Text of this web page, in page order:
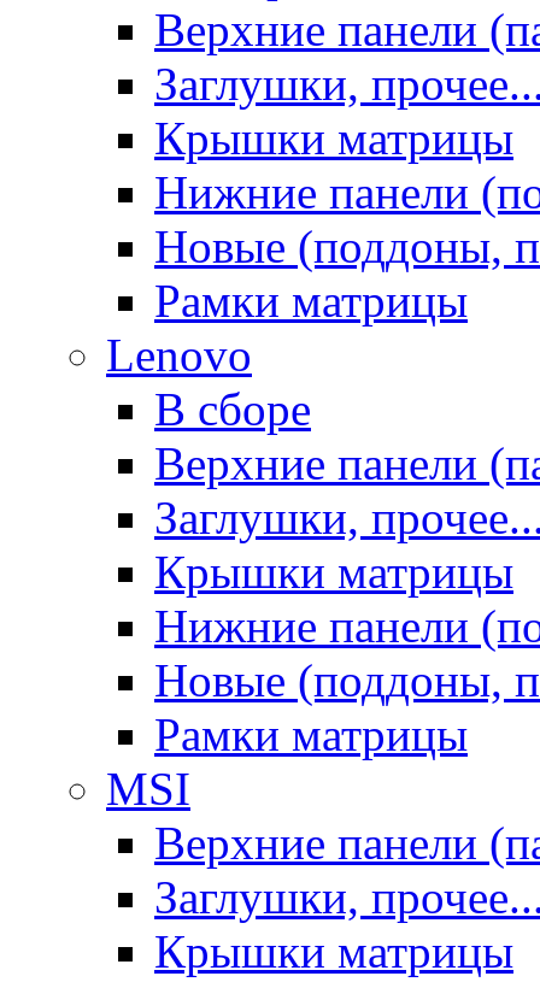
Верхние панели
Заглушки,
Крышки матрицы
Нижние панели
Новые (поддоны,
Рамки матрицы
Lenovo
В сборе
Верхние панели
Заглушки,
Крышки матрицы
Нижние панели
Новые (поддоны,
Рамки матрицы
MSI
Верхние панели
Заглушки,
Крышки матрицы